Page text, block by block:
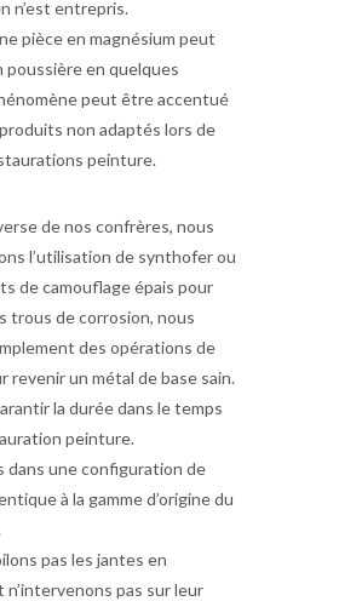
n’est entrepris.
pièce en magnésium peut
en quelques
peut être accentué
non adaptés lors de
peinture.
de nos confrères, nous
l’utilisation de synthofer ou
de camouflage épais pour
trous de corrosion, nous
des opérations de
revenir un métal de base sain.
la durée dans le temps
peinture.
dans une configuration de
à la gamme d’origine du
pas les jantes en
n’intervenons pas sur leur